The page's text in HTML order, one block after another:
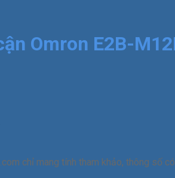
Omron E2B-
chỉ mang tính tham khảo, thông số